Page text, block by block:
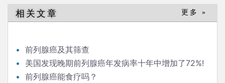
相关文章 更多 »
前列腺癌及其筛查
美国发现晚期前列腺癌年发病率十年中增加了72%!
前列腺癌能食疗吗？